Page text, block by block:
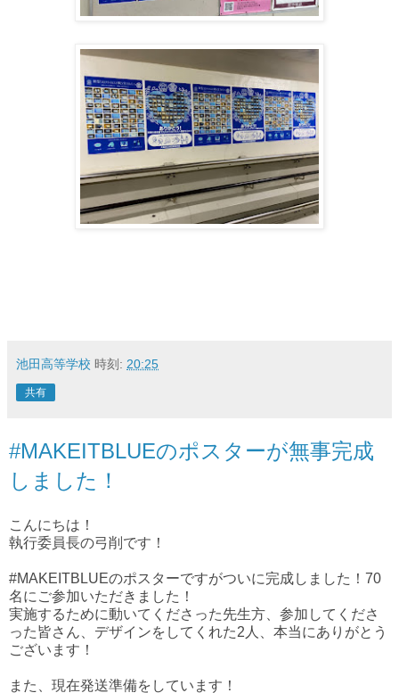
池田高等学校 時刻: 20:25
共有
#MAKEITBLUEのポスターが無事完成
しました！
こんにちは！
執行委員長の弓削です！
#MAKEITBLUEのポスターですがついに完成しました！70
名にご参加いただきました！
実施するために動いてくださった先生方、参加してくださ
った皆さん、デザインをしてくれた2人、本当にありがとう
ございます！
また、現在発送準備をしています！